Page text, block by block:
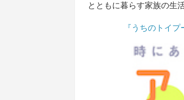
とともに暮らす家族の生
『うちのトイプ